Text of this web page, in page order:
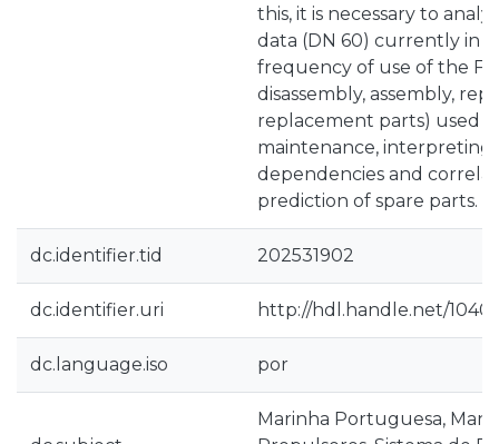
this, it is necessary to
data (DN 60) currently in
frequency of use of the
disassembly, assembly,
replacement parts) used
maintenance, interpreting
dependencies and
prediction of spare parts.
dc.identifier.tid 202531902
dc.identifier.uri http://hdl.handle.net/
dc.language.iso por
Marinha Portuguesa,